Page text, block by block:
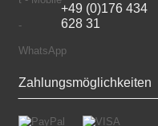
+49 (0)176 434
628 31
Zahlungsmöglichkeiten